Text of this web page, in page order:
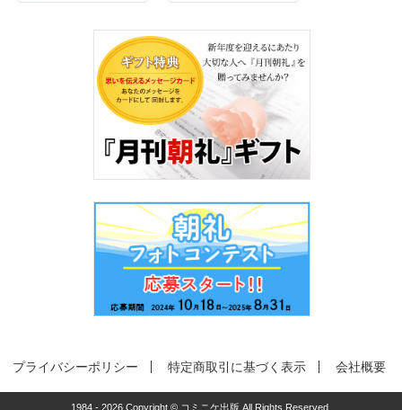
プライバシーポリシー 特定商取引に基づく表示 会社概要
1984 - 2026 Copyright © コミニケ出版 All Rights Reserved.